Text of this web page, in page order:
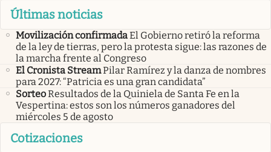
Últimas noticias
Movilización confirmadaEl Gobierno retiró la reforma
de la ley de tierras, pero la protesta sigue: las razones de
la marcha frente al Congreso
El Cronista StreamPilar Ramírez y la danza de nombres
para 2027: “Patricia es una gran candidata”
SorteoResultados de la Quiniela de Santa Fe en la
Vespertina: estos son los números ganadores del
miércoles 5 de agosto
Cotizaciones